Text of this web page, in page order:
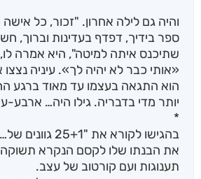
והיה גם לילה אחרון. "זכור, כל אישה
ספר בידיך, דפדף בעדינות וברוך,
שתיכנס איתה למיטה", היא אמרה
«אותי כבר לא יהיה לך». עיניה
הוא התגאה בעצמו עד מאוד ברגע
יותר מדי בדבריה. גילו היה…
*
בהגישו לקורא את
את הבנתו שלו לקסם הנקרא תשוקה,
תענוגות ועם קורטוב של עצב.